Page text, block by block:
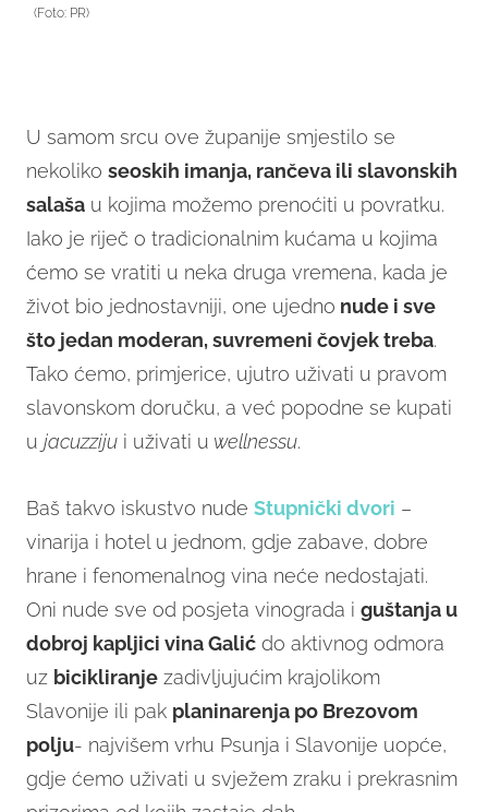
(Foto: PR)
U samom srcu ove županije smjestilo se
nekoliko seoskih imanja, rančeva ili slavonskih
salaša u kojima možemo prenoćiti u povratku.
Iako je riječ o tradicionalnim kućama u kojima
ćemo se vratiti u neka druga vremena, kada je
život bio jednostavniji, one ujedno nude i sve
što jedan moderan, suvremeni čovjek treba.
Tako ćemo, primjerice, ujutro uživati u pravom
slavonskom doručku, a već popodne se kupati
u jacuzziju i uživati u wellnessu.
Baš takvo iskustvo nude Stupnički dvori –
vinarija i hotel u jednom, gdje zabave, dobre
hrane i fenomenalnog vina neće nedostajati.
Oni nude sve od posjeta vinograda i guštanja u
dobroj kapljici vina Galić do aktivnog odmora
uz bicikliranje zadivljujućim krajolikom
Slavonije ili pak planinarenja po Brezovom
polju- najvišem vrhu Psunja i Slavonije uopće,
gdje ćemo uživati u svježem zraku i prekrasnim